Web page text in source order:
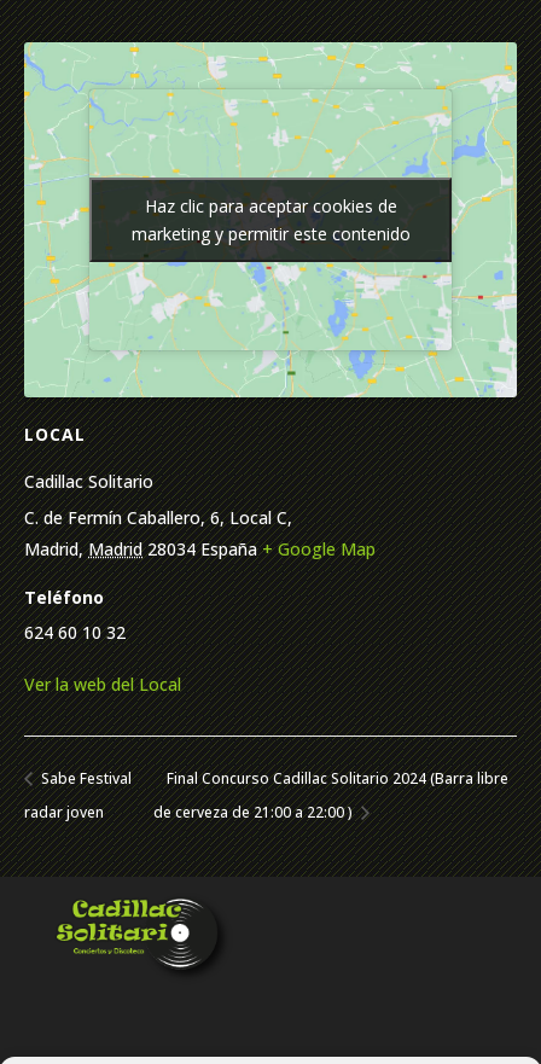
LOCAL
Cadillac Solitario
C. de Fermín Caballero, 6, Local C,
Madrid, Madrid 28034 España + Google Map
Teléfono
624 60 10 32
Ver la web del Local
Haz clic para aceptar cookies de
marketing y permitir este contenido
Haz clic para aceptar cookies de
marketing y permitir este contenido
Sabe Festival
radar joven
Final Concurso Cadillac Solitario 2024 (Barra libre
de cerveza de 21:00 a 22:00 )